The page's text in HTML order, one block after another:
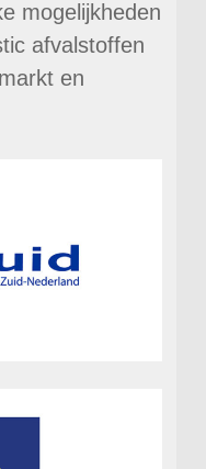
mogelijkheden
afvalstoffen
en